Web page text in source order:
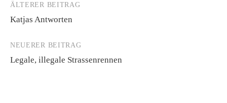
Beitrags-
Navigation
ÄLTERER BEITRAG
Katjas Antworten
NEUERER BEITRAG
Legale, illegale Strassenrennen